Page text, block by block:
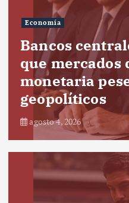
Economía
Bancos
que
monetaria
geopolíticos
agosto 4, 2026